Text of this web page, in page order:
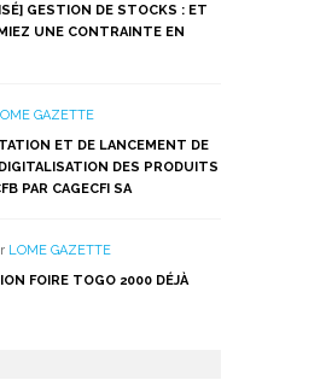
GESTION DE STOCKS : ET
UNE CONTRAINTE EN
GAZETTE
ET DE LANCEMENT DE
DES PRODUITS
PAR CAGECFI SA
LOME GAZETTE
FOIRE TOGO 2000 DÉJÀ